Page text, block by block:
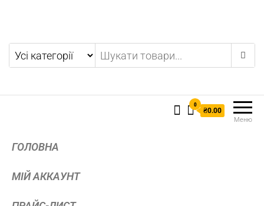
Меню
0
₴0.00
ГОЛОВНА
МІЙ АККАУНТ